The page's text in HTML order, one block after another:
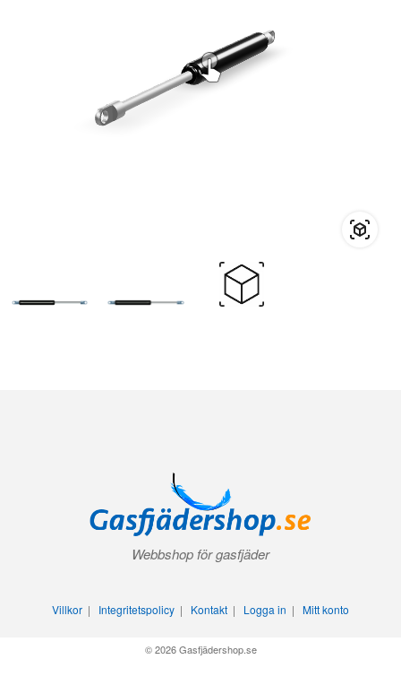
Webbshop för gasfjäder
Villkor | Integritetspolicy | Kontakt | Logga in | Mitt konto
© 2026 Gasfjädershop.se